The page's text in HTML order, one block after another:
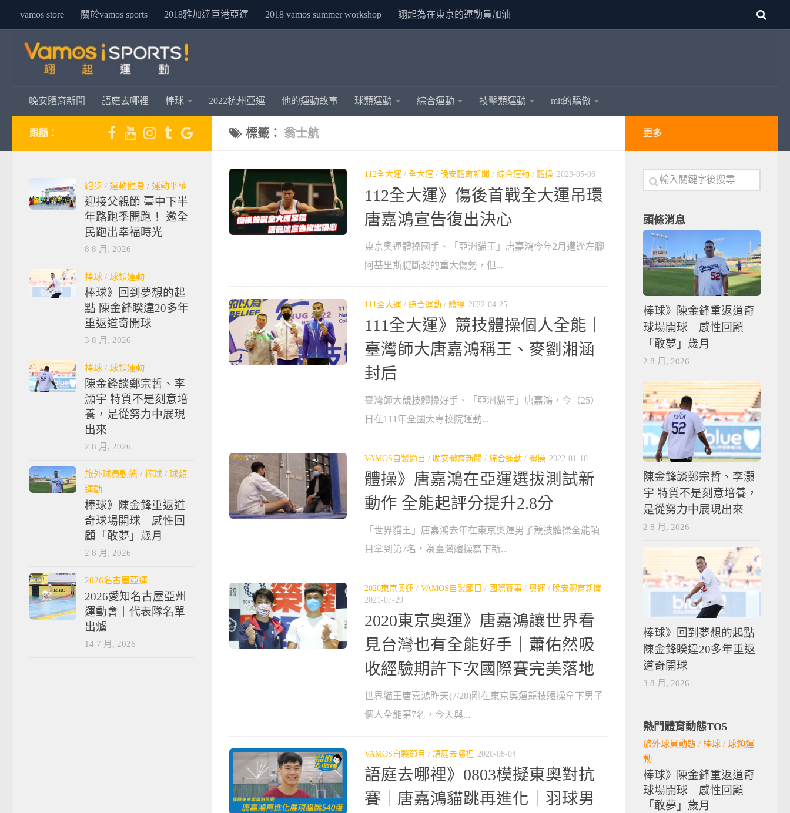
vamos store 關於vamos sports 2018雅加達巨港亞運 2018 vamos summer workshop 翊起為在東京的運動員加油
晚安體育新聞 語庭去哪裡 棒球 2022杭州亞運 他的運動故事 球類運動 綜合運動 技擊類運動 mit的驕傲
標籤： 翁士航
112全大運 / 全大運 / 晚安體育新聞 / 綜合運動 / 體操 2023-05-06
112全大運》傷後首戰全大運吊環
唐嘉鴻宣告復出決心
東京奧運體操國手、「亞洲貓王」唐嘉鴻今年2月遭逢左腳
阿基里斯腱斷裂的重大傷勢，但...
111全大運 / 綜合運動 / 體操 2022-04-25
111全大運》競技體操個人全能｜
臺灣師大唐嘉鴻稱王、麥劉湘涵
封后
臺灣師大競技體操好手、「亞洲貓王」唐嘉鴻，今（25）
日在111年全國大專校院運動...
VAMOS自製節目 / 晚安體育新聞 / 綜合運動 / 體操 2022-01-18
體操》唐嘉鴻在亞運選拔測試新
動作 全能起評分提升2.8分
「世界貓王」唐嘉鴻去年在東京奧運男子競技體操全能項
目拿到第7名，為臺灣體操寫下新...
2020東京奧運 / VAMOS自製節目 / 國際賽事 / 奧運 / 晚安體育新聞
2021-07-29
2020東京奧運》唐嘉鴻讓世界看
見台灣也有全能好手｜蕭佑然吸
收經驗期許下次國際賽完美落地
世界貓王唐嘉鴻昨天(7/28)剛在東京奧運競技體操拿下男子
個人全能第7名，今天與...
VAMOS自製節目 / 語庭去哪裡 2020-08-04
語庭去哪裡》0803模擬東奧對抗
賽｜唐嘉鴻貓跳再進化｜羽球男
跟隨：
跑步 / 運動健身 / 運動平權
迎接父親節 臺中下半
年路跑季開跑！ 邀全
民跑出幸福時光
8 8 月, 2026
棒球 / 球類運動
棒球》回到夢想的起
點 陳金鋒睽違20多年
重返道奇開球
3 8 月, 2026
棒球 / 球類運動
陳金鋒談鄭宗哲、李
灝宇 特質不是刻意培
養，是從努力中展現
出來
2 8 月, 2026
旅外球員動態 / 棒球 / 球類
運動
棒球》陳金鋒重返道
奇球場開球 感性回
顧「敢夢」歲月
2 8 月, 2026
2026名古屋亞運
2026愛知名古屋亞州
運動會｜代表隊名單
出爐
14 7 月, 2026
更多
頭條消息
棒球》陳金鋒重返道奇
球場開球 感性回顧
「敢夢」歲月
2 8 月, 2026
陳金鋒談鄭宗哲、李灝
宇 特質不是刻意培養，
是從努力中展現出來
2 8 月, 2026
棒球》回到夢想的起點
陳金鋒睽違20多年重返
道奇開球
3 8 月, 2026
熱門體育動態TO5
旅外球員動態 / 棒球 / 球類運
動
棒球》陳金鋒重返道奇
球場開球 感性回顧
「敢夢」歲月